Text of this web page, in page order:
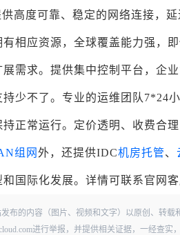
高度可靠、稳定的网络连接，
相应资源，全球覆盖能力强，
需求。提供集中控制平台，企
持少不了。专业的运维团队7*24
正常运行。定价透明、收费合
组网 外，还提供IDC机房托管、
和国际化发展。详情可联系官网
布的内容（图片、视频和文字）以原创、转载
进行举报，并提供相关证据，一经查实